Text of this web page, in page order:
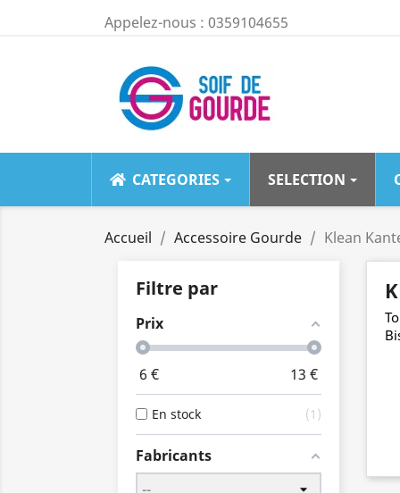
Appelez-nous : 0359104655
CATEGORIES SELECTION
LA MOINS
Accueil Accessoire Gourde Klean
Filtre par
Prix
6 € 13 €
En stock 1
Fabricants